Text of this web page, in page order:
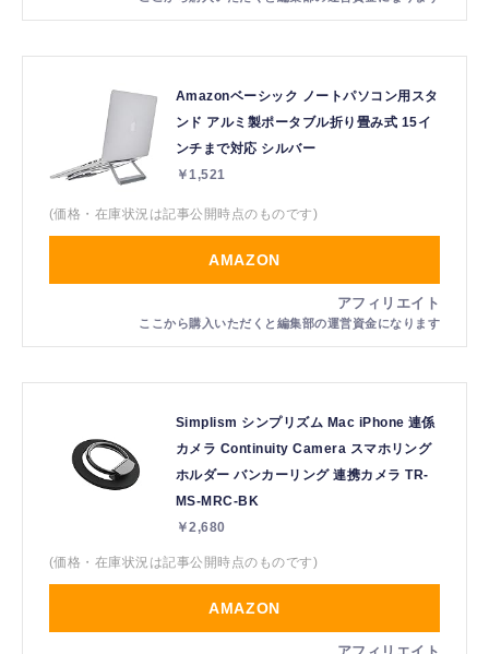
Amazonベーシック ノートパソコン用スタ
ンド アルミ製ポータブル折り畳み式 15イ
ンチまで対応 シルバー
￥1,521
(価格・在庫状況は記事公開時点のものです)
AMAZON
Simplism シンプリズム Mac iPhone 連係
カメラ Continuity Camera スマホリング
ホルダー バンカーリング 連携カメラ TR-
MS-MRC-BK
￥2,680
(価格・在庫状況は記事公開時点のものです)
AMAZON